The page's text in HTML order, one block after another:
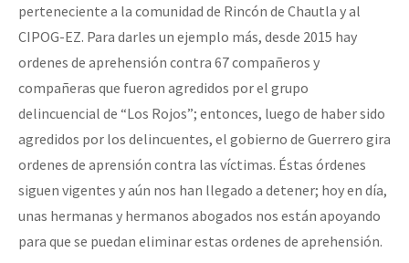
perteneciente a la comunidad de Rincón de Chautla y al
CIPOG-EZ. Para darles un ejemplo más, desde 2015 hay
ordenes de aprehensión contra 67 compañeros y
compañeras que fueron agredidos por el grupo
delincuencial de “Los Rojos”; entonces, luego de haber sido
agredidos por los delincuentes, el gobierno de Guerrero gira
ordenes de aprensión contra las víctimas. Éstas órdenes
siguen vigentes y aún nos han llegado a detener; hoy en día,
unas hermanas y hermanos abogados nos están apoyando
para que se puedan eliminar estas ordenes de aprehensión.